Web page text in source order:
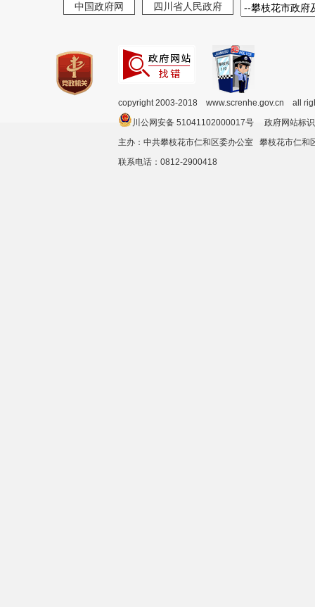
中国政府网 四川省人民政府
copyright 2003-2018 www.screnhe.gov.cn all
川公网安备 51041102000017号 政府网站
主办：中共攀枝花市仁和区委办公室 攀枝花市仁
联系电话：0812-2900418